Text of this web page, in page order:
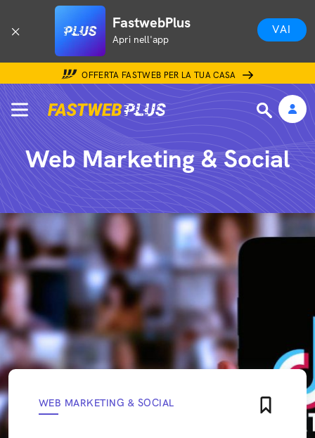
FastwebPlus
Apri nell'app
VAI
OFFERTA FASTWEB PER LA TUA CASA
Web Marketing & Social
WEB MARKETING & SOCIAL